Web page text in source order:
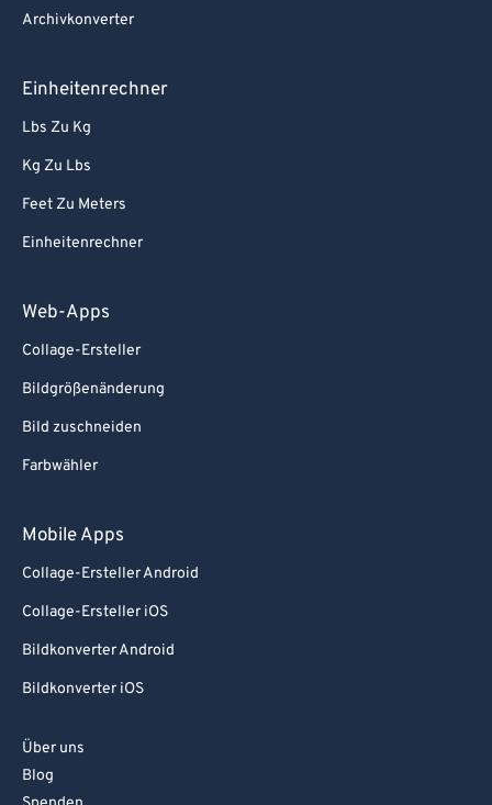
Archivkonverter
Einheitenrechner
Lbs Zu Kg
Kg Zu Lbs
Feet Zu Meters
Einheitenrechner
Web-Apps
Collage-Ersteller
Bildgrößenänderung
Bild zuschneiden
Farbwähler
Mobile Apps
Collage-Ersteller Android
Collage-Ersteller iOS
Bildkonverter Android
Bildkonverter iOS
Über uns
Blog